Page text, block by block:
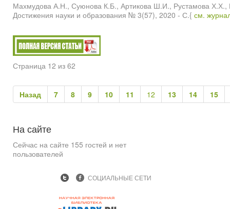
Махмудова А.Н., Суюнова К.Б., Артикова Ш.И.,
Достижения науки и образования № 3(57), 2020 - С.{ см.
Страница 12 из 62
Назад 7 8 9 10 11 12 13 14 15
На сайте
Сейчас на сайте 155 гостей и нет
пользователей
СОЦИАЛЬНЫЕ СЕТИ